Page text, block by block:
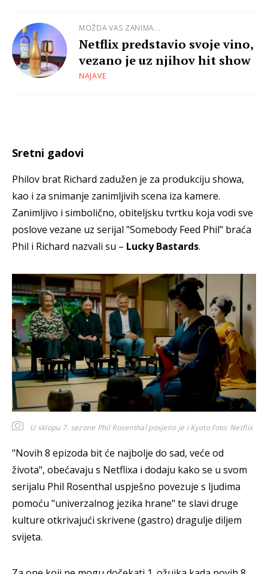
MOŽDA VAS ZANIMA...
Netflix predstavio svoje vino,
vezano je uz njihov hit show
NAJAVE
Sretni gadovi
Philov brat Richard zadužen je za produkciju showa,
kao i za snimanje zanimljivih scena iza kamere.
Zanimljivo i simbolično, obiteljsku tvrtku koja vodi sve
poslove vezane uz serijal "Somebody Feed Phil" braća
Phil i Richard nazvali su – Lucky Bastards.
U sklopu 7. sezone Phil Rosenthal posjetio je i Kyotofoto: Netflix
"Novih 8 epizoda bit će najbolje do sad, veće od
života", obećavaju s Netflixa i dodaju kako se u svom
serijalu Phil Rosenthal uspješno povezuje s ljudima
pomoću "univerzalnog jezika hrane" te slavi druge
kulture otkrivajući skrivene (gastro) dragulje diljem
svijeta.